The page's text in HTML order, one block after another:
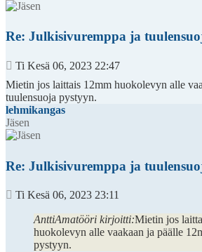
Re: Julkisivuremppa ja
Viesti
Ti Kesä 06, 2023 22:47
Mietin jos laittais 12mm huokolevyn alle
tuulensuoja pystyyn.
lehmikangas
Jäsen
Re: Julkisivuremppa ja
Viesti
Ti Kesä 06, 2023 23:11
AnttiAmatööri kirjoitti:Mietin jos
huokolevyn alle vaakaan ja päälle
pystyyn.